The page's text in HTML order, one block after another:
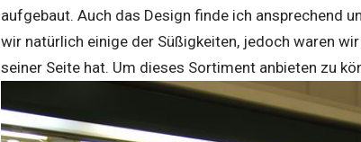
aufgebaut. Auch das Design finde ich ansprechend
wir natürlich einige der Süßigkeiten, jedoch waren
seiner Seite hat. Um dieses Sortiment anbieten zu